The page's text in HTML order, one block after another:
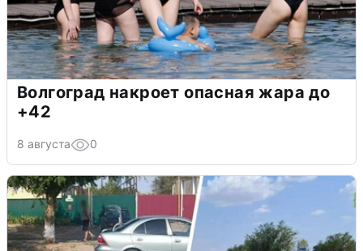
Волгоград накроет опасная жара до
+42
8 августа 0